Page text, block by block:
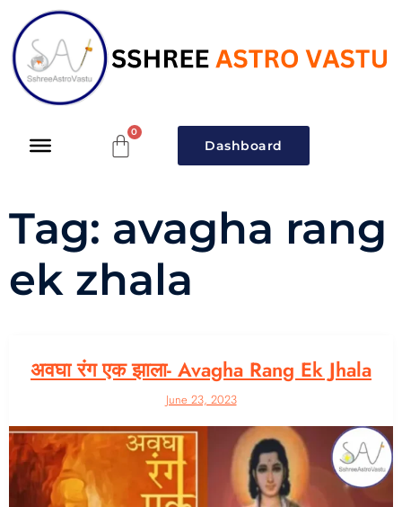
Dashboard
Tag: avagha rang
ek zhala
अवघा रंग एक झाला- Avagha Rang Ek Jhala
June 23, 2023